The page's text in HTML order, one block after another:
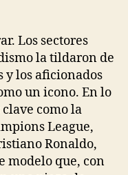
Los sectores
la tildaron de
y los aficionados
un icono. En lo
como la
League,
Ronaldo,
modelo que, con